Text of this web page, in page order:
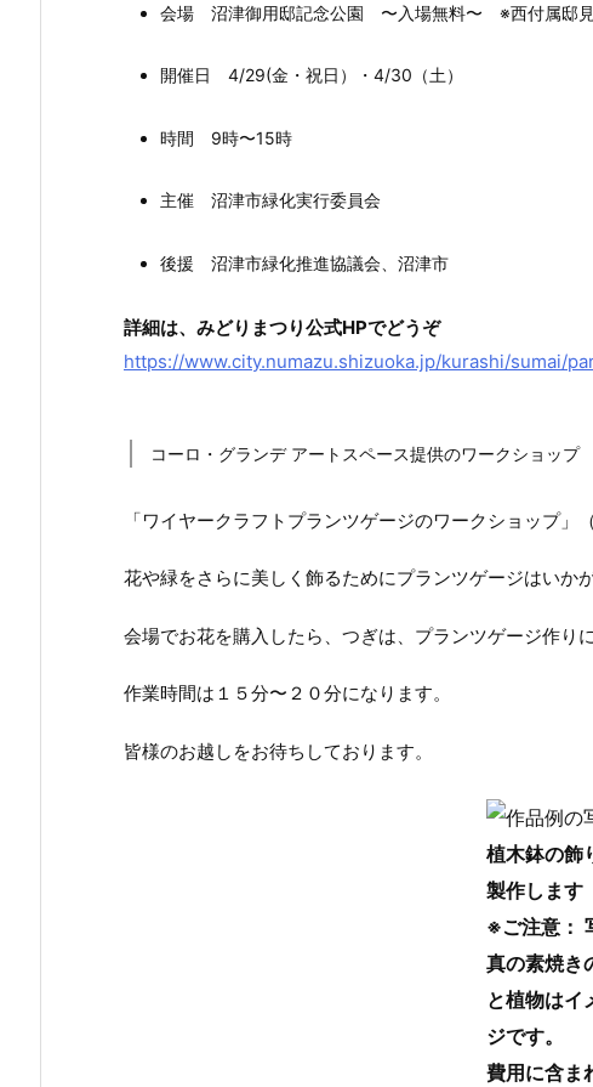
会場 沼津御用邸記念公園 〜入場無料〜 ※西付属邸見
開催日 4/29(金・祝日）・4/30（土）
時間 9時〜15時
主催 沼津市緑化実行委員会
後援 沼津市緑化推進協議会、沼津市
詳細は、みどりまつり公式HPでどうぞ
https://www.city.numazu.shizuoka.jp/kurashi/sumai/
コーロ・グランデ アートスペース提供のワークショップ
「ワイヤークラフトプランツゲージのワークショップ」
花や緑をさらに美しく飾るためにプランツゲージはいか
会場でお花を購入したら、つぎは、プランツゲージ作りに
作業時間は１５分〜２０分になります。
皆様のお越しをお待ちしております。
植木鉢の飾
製作します
※ご注意：
真の素焼き
と植物はイ
ジです。
費用に含ま